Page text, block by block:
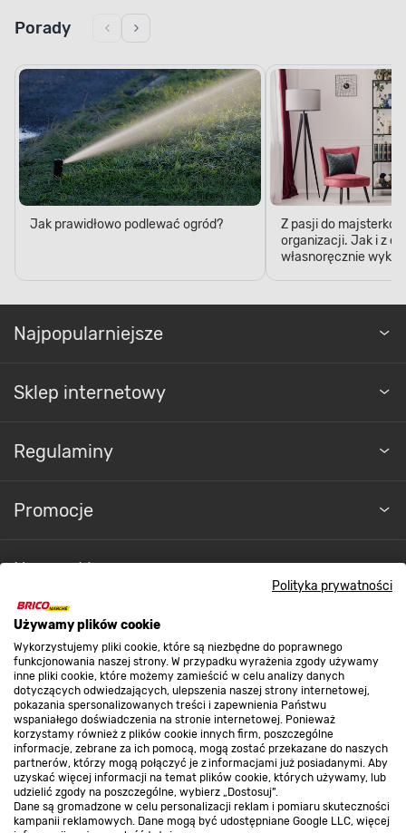
Polityka prywatności
Używamy plików cookie
Wykorzystujemy pliki cookie, które są niezbędne do poprawnego
funkcjonowania naszej strony. W przypadku wyrażenia zgody używamy
inne pliki cookie, które możemy zamieścić w celu analizy danych
dotyczących odwiedzających, ulepszenia naszej strony internetowej,
pokazania spersonalizowanych treści i zapewnienia Państwu
wspaniałego doświadczenia na stronie internetowej. Ponieważ
korzystamy również z plików cookie innych firm, poszczególne
informacje, zebrane za ich pomocą, mogą zostać przekazane do naszych
partnerów, którzy mogą połączyć je z informacjami już posiadanymi. Aby
uzyskać więcej informacji na temat plików cookie, których używamy, lub
udzielić zgody na poszczególne, wybierz „Dostosuj”.
Dane są gromadzone w celu personalizacji reklam i pomiaru skuteczności
kampanii reklamowych. Dane mogą być udostępniane Google LLC, więcej
Porady
Jak prawidłowo podlewać ogród?
Z pasji do
organizacji. Jak i z
własnoręcznie
Najpopularniejsze
Sklep internetowy
Regulaminy
Promocje
Nasze sklepy
O nas
Kontakt do sklepu
Strefa biznesu
Dołącz do nas